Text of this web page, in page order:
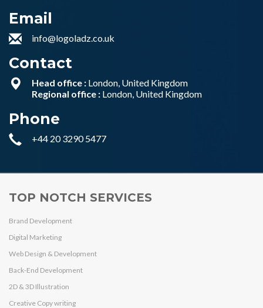
Email
info@logoladz.co.uk
Contact
Head office : London, United Kingdom
Regional office : London, United Kingdom
Phone
+44 20 3290 5477
TOP NOTCH SERVICES
Brand Development
Digital Marketing
Web Design & Development
Back-End Development
2D & 3D Illustration
Creative Copy writing